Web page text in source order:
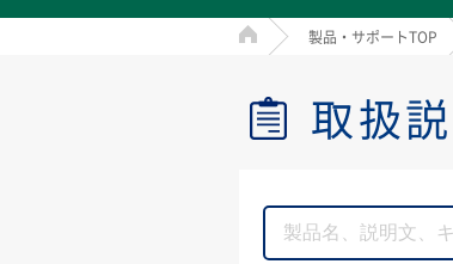
HOME 製品・サポートTOP
取扱